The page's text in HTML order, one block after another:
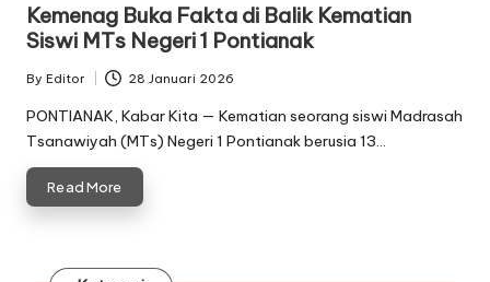
Kemenag Buka Fakta di Balik Kematian
Siswi MTs Negeri 1 Pontianak
Posted
by
By Editor 28 Januari 2026
PONTIANAK, Kabar Kita — Kematian seorang siswi Madrasah
Tsanawiyah (MTs) Negeri 1 Pontianak berusia 13…
Read More